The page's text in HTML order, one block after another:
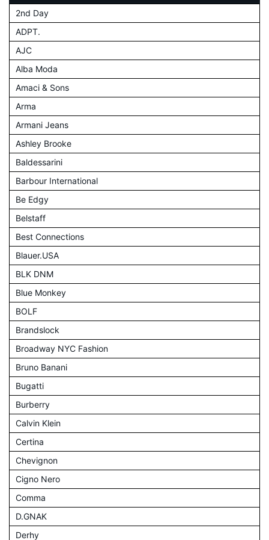
2nd Day
ADPT.
AJC
Alba Moda
Amaci & Sons
Arma
Armani Jeans
Ashley Brooke
Baldessarini
Barbour International
Be Edgy
Belstaff
Best Connections
Blauer.USA
BLK DNM
Blue Monkey
BOLF
Brandslock
Broadway NYC Fashion
Bruno Banani
Bugatti
Burberry
Calvin Klein
Certina
Chevignon
Cigno Nero
Comma
D.GNAK
Derhy